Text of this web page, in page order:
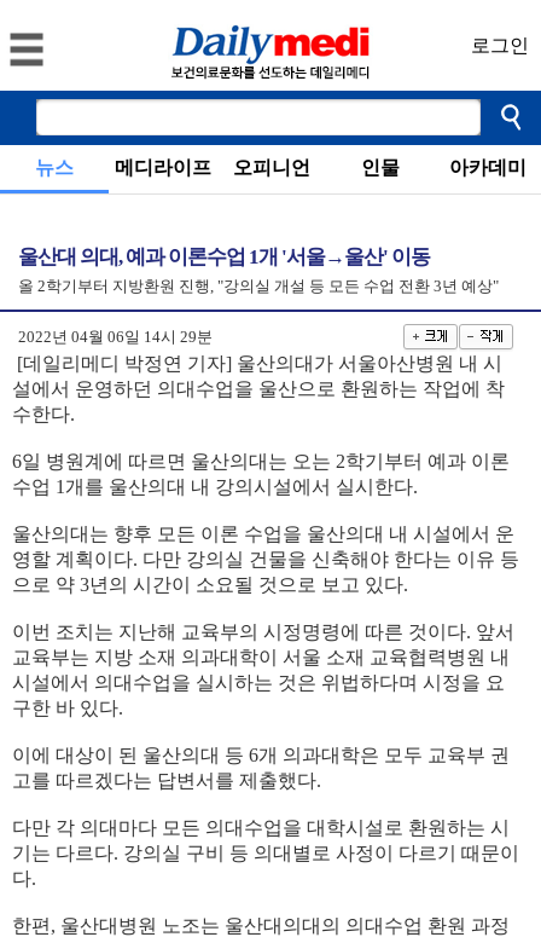
로그인
뉴스 메디라이프 오피니언 인물 아카데미
울산대 의대, 예과 이론수업 1개 '서울→울산' 이동
올 2학기부터 지방환원 진행, "강의실 개설 등 모든 수업 전환 3년 예상"
2022년 04월 06일 14시 29분
[데일리메디 박정연 기자] 울산의대가 서울아산병원 내 시
설에서 운영하던 의대수업을 울산으로 환원하는 작업에 착
수한다.
6일 병원계에 따르면 울산의대는 오는 2학기부터 예과 이론
수업 1개를 울산의대 내 강의시설에서 실시한다.
울산의대는 향후 모든 이론 수업을 울산의대 내 시설에서 운
영할 계획이다. 다만 강의실 건물을 신축해야 한다는 이유 등
으로 약 3년의 시간이 소요될 것으로 보고 있다.
이번 조치는 지난해 교육부의 시정명령에 따른 것이다. 앞서
교육부는 지방 소재 의과대학이 서울 소재 교육협력병원 내
시설에서 의대수업을 실시하는 것은 위법하다며 시정을 요
구한 바 있다.
이에 대상이 된 울산의대 등 6개 의과대학은 모두 교육부 권
고를 따르겠다는 답변서를 제출했다.
다만 각 의대마다 모든 의대수업을 대학시설로 환원하는 시
기는 다르다. 강의실 구비 등 의대별로 사정이 다르기 때문이
다.
한편, 울산대병원 노조는 울산대의대의 의대수업 환원 과정